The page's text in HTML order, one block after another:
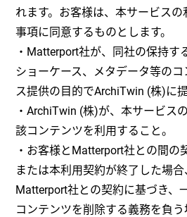
れます。お客様は、本サービス
事項に同意するものとします。
・Matterport社が、同社の保持す
ショーケース、メタデータ等の
ス提供の目的でArchiTwin (株)に
・ArchiTwin (株)が、本サービス
該コンテンツを利用すること。
・お客様とMatterport社との間の
または本利用契約が終了した場
Matterport社との契約に基づき、
コンテンツを削除する義務を負